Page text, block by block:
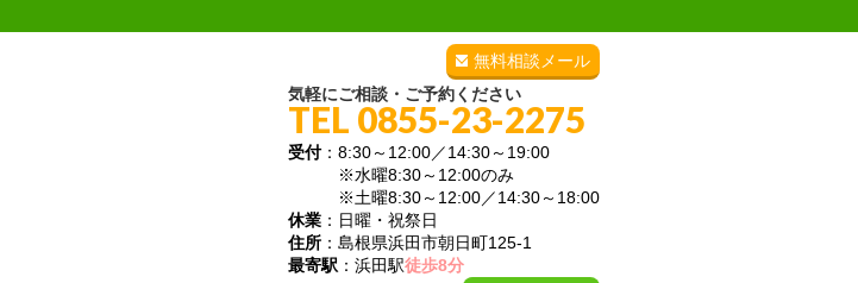
無料相談メール
気軽にご相談・ご予約ください
TEL 0855-23-2275
受付：8:30～12:00／14:30～19:00
※水曜8:30～12:00のみ
※土曜8:30～12:00／14:30～18:00
休業 ：日曜・祝祭日
住所 ：島根県浜田市朝日町125-1
最寄駅 ：浜田駅徒歩8分